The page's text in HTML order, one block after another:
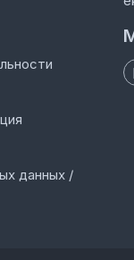
данных /